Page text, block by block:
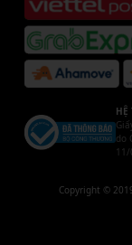
HỆ
do
Copyright ©